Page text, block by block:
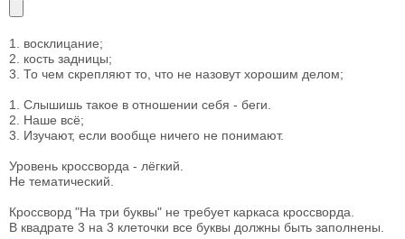
1. восклицание;
2. кость задницы;
3. То чем скрепляют то, что не назовут хорошим делом;
1. Слышишь такое в отношении себя - беги.
2. Наше всё;
3. Изучают, если вообще ничего не понимают.
Уровень кроссворда - лёгкий.
Не тематический.
Кроссворд "На три буквы" не требует каркаса кроссворда.
В квадрате 3 на 3 клеточки все буквы должны быть заполнены.